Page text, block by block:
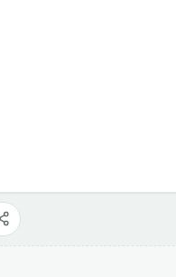
공유